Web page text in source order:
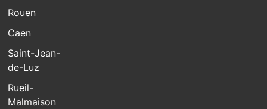
Rouen
Caen
Saint-Jean-
de-Luz
Rueil-
Malmaison